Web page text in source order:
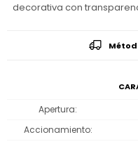
decorativa con
Apertura
Accionamiento